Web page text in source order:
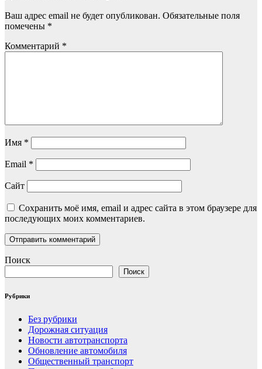
Ваш адрес email не будет опубликован. Обязательные поля
помечены *
Комментарий *
Имя *
Email *
Сайт
Сохранить моё имя, email и адрес сайта в этом браузере для
последующих моих комментариев.
Поиск
Поиск
Рубрики
Без рубрики
Дорожная ситуация
Новости автотранспорта
Обновление автомобиля
Общественный транспорт